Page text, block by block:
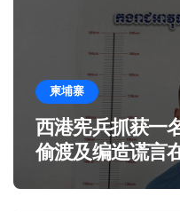
柬埔寨
西港宪兵抓获一
偷渡及编造谎言